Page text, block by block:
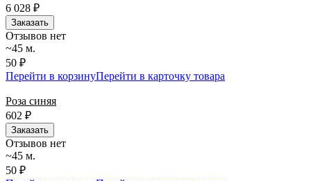
6 028 ₽
Заказать
Отзывов нет
~45 м.
50 ₽
Перейти в корзинуПерейти в карточку товара
Роза синяя
602 ₽
Заказать
Отзывов нет
~45 м.
50 ₽